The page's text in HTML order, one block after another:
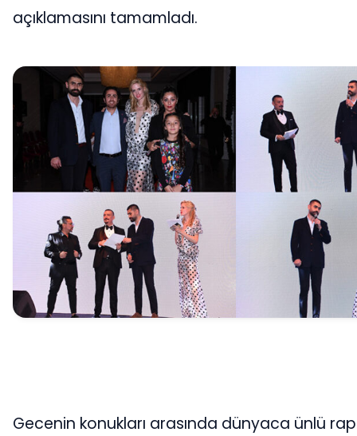
açıklamasını tamamladı.
Gecenin konukları arasında dünyaca ünlü rap